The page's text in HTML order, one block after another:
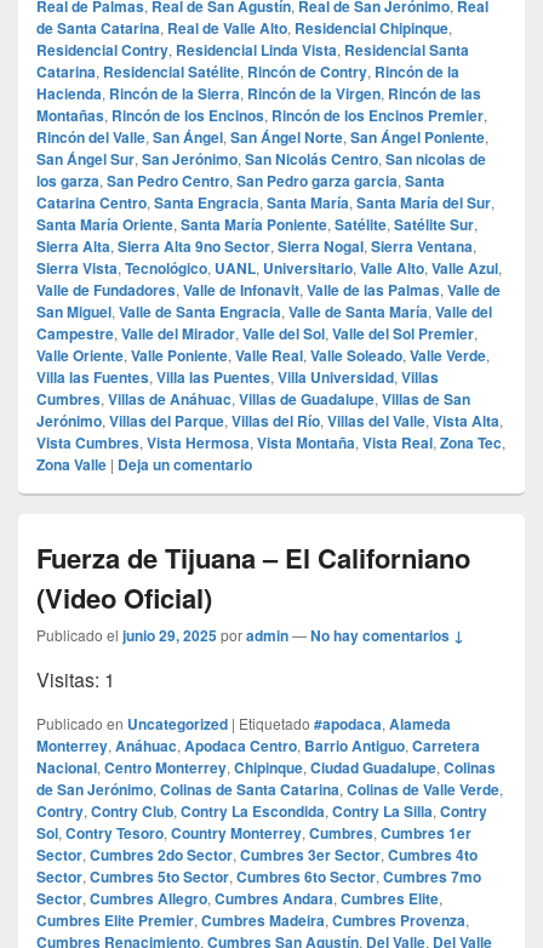
Real de Palmas, Real de San Agustín, Real de San Jerónimo, Real
de Santa Catarina, Real de Valle Alto, Residencial Chipinque,
Residencial Contry, Residencial Linda Vista, Residencial Santa
Catarina, Residencial Satélite, Rincón de Contry, Rincón de la
Hacienda, Rincón de la Sierra, Rincón de la Virgen, Rincón de las
Montañas, Rincón de los Encinos, Rincón de los Encinos Premier,
Rincón del Valle, San Ángel, San Ángel Norte, San Ángel Poniente,
San Ángel Sur, San Jerónimo, San Nicolás Centro, San nicolas de
los garza, San Pedro Centro, San Pedro garza garcia, Santa
Catarina Centro, Santa Engracia, Santa María, Santa María del Sur,
Santa María Oriente, Santa María Poniente, Satélite, Satélite Sur,
Sierra Alta, Sierra Alta 9no Sector, Sierra Nogal, Sierra Ventana,
Sierra Vista, Tecnológico, UANL, Universitario, Valle Alto, Valle Azul,
Valle de Fundadores, Valle de Infonavit, Valle de las Palmas, Valle de
San Miguel, Valle de Santa Engracia, Valle de Santa María, Valle del
Campestre, Valle del Mirador, Valle del Sol, Valle del Sol Premier,
Valle Oriente, Valle Poniente, Valle Real, Valle Soleado, Valle Verde,
Villa las Fuentes, Villa las Puentes, Villa Universidad, Villas
Cumbres, Villas de Anáhuac, Villas de Guadalupe, Villas de San
Jerónimo, Villas del Parque, Villas del Río, Villas del Valle, Vista Alta,
Vista Cumbres, Vista Hermosa, Vista Montaña, Vista Real, Zona Tec,
Zona Valle | Deja un comentario
Fuerza de Tijuana – El Californiano
(Video Oficial)
Publicado el junio 29, 2025poradmin—No hay comentarios ↓
Visitas: 1
Publicado en Uncategorized | Etiquetado #apodaca, Alameda
Monterrey, Anáhuac, Apodaca Centro, Barrio Antiguo, Carretera
Nacional, Centro Monterrey, Chipinque, Ciudad Guadalupe, Colinas
de San Jerónimo, Colinas de Santa Catarina, Colinas de Valle Verde,
Contry, Contry Club, Contry La Escondida, Contry La Silla, Contry
Sol, Contry Tesoro, Country Monterrey, Cumbres, Cumbres 1er
Sector, Cumbres 2do Sector, Cumbres 3er Sector, Cumbres 4to
Sector, Cumbres 5to Sector, Cumbres 6to Sector, Cumbres 7mo
Sector, Cumbres Allegro, Cumbres Andara, Cumbres Elite,
Cumbres Elite Premier, Cumbres Madeira, Cumbres Provenza,
Cumbres Renacimiento, Cumbres San Agustín, Del Valle, Del Valle